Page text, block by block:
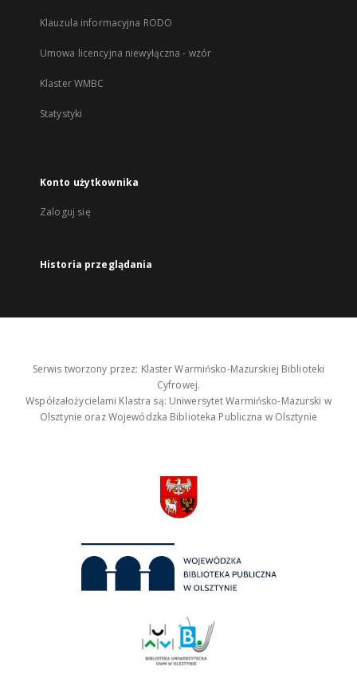
Klauzula informacyjna RODO
Umowa licencyjna niewyłączna - wzór
Klaster WMBC
Statystyki
Konto użytkownika
Zaloguj się
Historia przeglądania
Serwis tworzony przez: Klaster Warmińsko-Mazurskiej Biblioteki
Cyfrowej.
Współzałożycielami Klastra są: Uniwersytet Warmińsko-Mazurski w
Olsztynie oraz Wojewódzka Biblioteka Publiczna w Olsztynie